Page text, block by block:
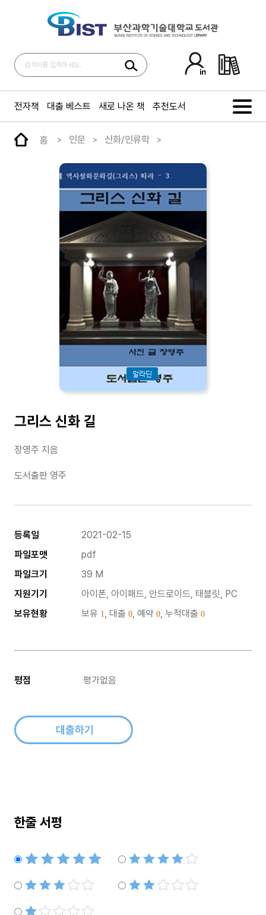
전자책 대출 베스트 새로 나온 책 추천도서
홈 인문 신화/인류학
알라딘
그리스 신화 길
장영주 지음
도서출판 영주
등록일
2021-02-15
파일포맷
pdf
파일크기
39 M
지원기기
아이폰, 아이패드, 안드로이드, 태블릿, PC
보유현황
보유 1 , 대출 0 , 예약 0 , 누적대출 0
평점 평가없음
대출하기
한줄 서평
별점5개 별점4개
별점3개 별점2개
별점1개